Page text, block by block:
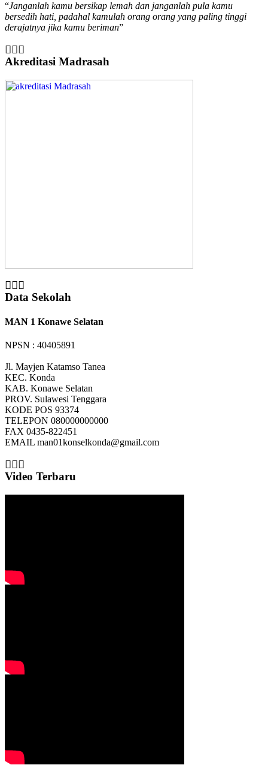
“Janganlah kamu bersikap lemah dan janganlah pula kamu
bersedih hati, padahal kamulah orang orang yang paling tinggi
derajatnya jika kamu beriman”
Akreditasi Madrasah
Data Sekolah
MAN 1 Konawe Selatan
NPSN : 40405891
Jl. Mayjen Katamso Tanea
KEC. Konda
KAB. Konawe Selatan
PROV. Sulawesi Tenggara
KODE POS 93374
TELEPON 080000000000
FAX 0435-822451
EMAIL man01konselkonda@gmail.com
Video Terbaru